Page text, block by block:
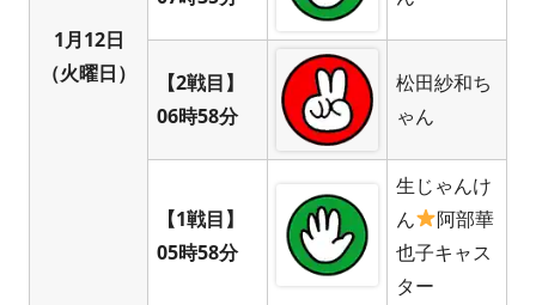
1月12日
（火曜日）
【2戦目】
06時58分
松田紗和ち
ゃん
【1戦目】
05時58分
生じゃんけ
ん
阿部華
也子キャス
ター